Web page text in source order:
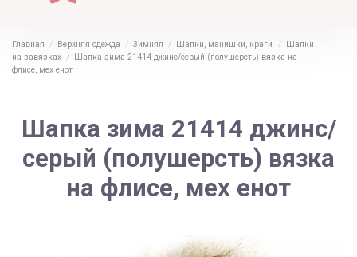
Главная Верхняя одежда Зимняя Шапки, манишки, краги
Шапки
на завязках
Шапка зима 21414 джинс/серый (полушерсть) вязка на
флисе, мех енот
Шапка зима 21414 джинс/
серый (полушерсть) вязка
на флисе, мех енот